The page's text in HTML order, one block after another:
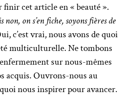
cet article en « beauté ».
non, on s’en fiche, soyons fières de
c’est vrai, nous avons de quoi
multiculturelle. Ne tombons
sur nous-mêmes
acquis. Ouvrons-nous au
nous inspirer pour avancer.